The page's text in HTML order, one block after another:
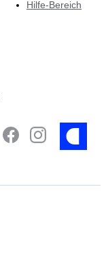
Hilfe-Bereich